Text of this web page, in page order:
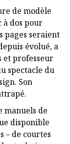
de modèle
à dos pour
pages seraient
évolué, a
et professeur
spectacle du
Son
manuels de
disponible
– de courtes